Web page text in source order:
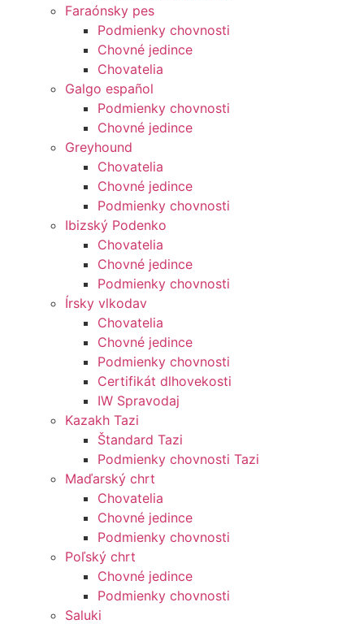
Faraónsky pes
Podmienky chovnosti
Chovné jedince
Chovatelia
Galgo español
Podmienky chovnosti
Chovné jedince
Greyhound
Chovatelia
Chovné jedince
Podmienky chovnosti
Ibizský Podenko
Chovatelia
Chovné jedince
Podmienky chovnosti
Írsky vlkodav
Chovatelia
Chovné jedince
Podmienky chovnosti
Certifikát dlhovekosti
IW Spravodaj
Kazakh Tazi
Štandard Tazi
Podmienky chovnosti Tazi
Maďarský chrt
Chovatelia
Chovné jedince
Podmienky chovnosti
Poľský chrt
Chovné jedince
Podmienky chovnosti
Saluki